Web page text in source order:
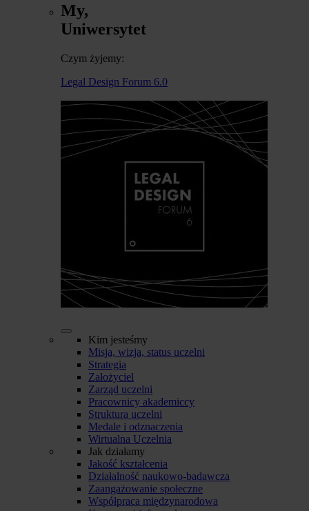
My,
Uniwersytet
Czym żyjemy:
Legal Design Forum 6.0
Kim jesteśmy
Misja, wizja, status uczelni
Strategia
Założyciel
Zarząd uczelni
Pracownicy akademiccy
Struktura uczelni
Medale i odznaczenia
Wirtualna Uczelnia
Jak działamy
Jakość kształcenia
Działalność naukowo-badawcza
Zaangażowanie społeczne
Współpraca międzynarodowa